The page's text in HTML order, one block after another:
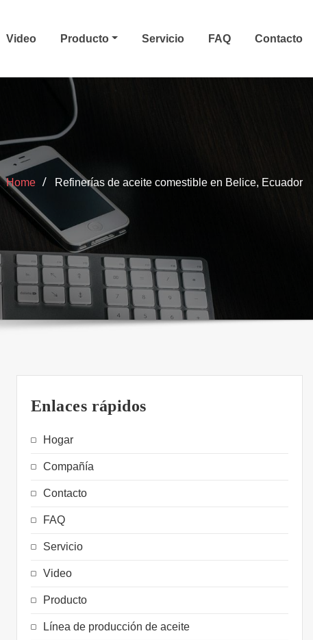
Video Producto Servicio FAQ Contacto
Home Refinerías de aceite comestible en Belice, Ecuador
Enlaces rápidos
Hogar
Compañía
Contacto
FAQ
Servicio
Video
Producto
Línea de producción de aceite